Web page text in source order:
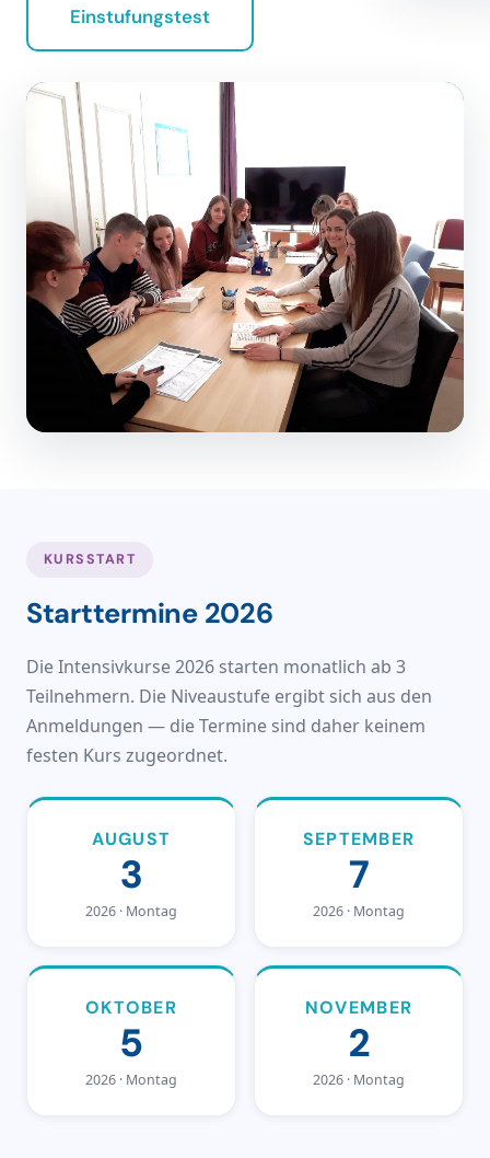
Einstufungstest
KURSSTART
Starttermine 2026
Die Intensivkurse 2026 starten monatlich ab 3
Teilnehmern. Die Niveaustufe ergibt sich aus den
Anmeldungen — die Termine sind daher keinem
festen Kurs zugeordnet.
AUGUST
3
2026 · Montag
SEPTEMBER
7
2026 · Montag
OKTOBER
5
2026 · Montag
NOVEMBER
2
2026 · Montag